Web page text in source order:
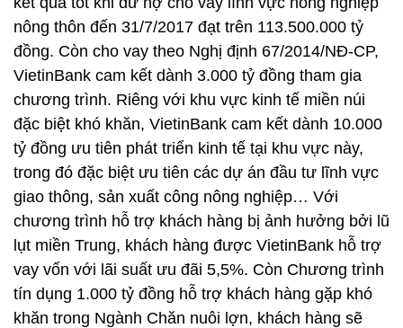
nông thôn đến 31/7/2017 đạt trên 113.500.000 tỷ
đồng. Còn cho vay theo Nghị định 67/2014/NĐ-CP,
VietinBank cam kết dành 3.000 tỷ đồng tham gia
chương trình. Riêng với khu vực kinh tế miền núi
đặc biệt khó khăn, VietinBank cam kết dành 10.000
tỷ đồng ưu tiên phát triển kinh tế tại khu vực này,
trong đó đặc biệt ưu tiên các dự án đầu tư lĩnh vực
giao thông, sản xuất công nông nghiệp… Với
chương trình hỗ trợ khách hàng bị ảnh hưởng bởi lũ
lụt miền Trung, khách hàng được VietinBank hỗ trợ
vay vốn với lãi suất ưu đãi 5,5%. Còn Chương trình
tín dụng 1.000 tỷ đồng hỗ trợ khách hàng gặp khó
khăn trong Ngành Chăn nuôi lợn, khách hàng sẽ